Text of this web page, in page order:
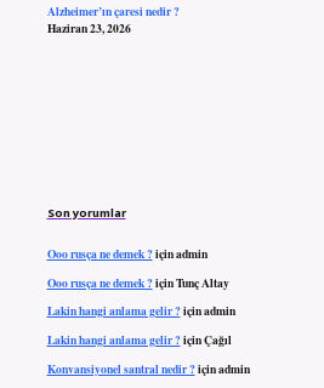
Alzheimer’ın çaresi nedir ?
Haziran 23, 2026
Son yorumlar
Ooo rusça ne demek ?içinadmin
Ooo rusça ne demek ?içinTunç Altay
Lakin hangi anlama gelir ?içinadmin
Lakin hangi anlama gelir ?içinÇağıl
Konvansiyonel santral nedir ?içinadmin